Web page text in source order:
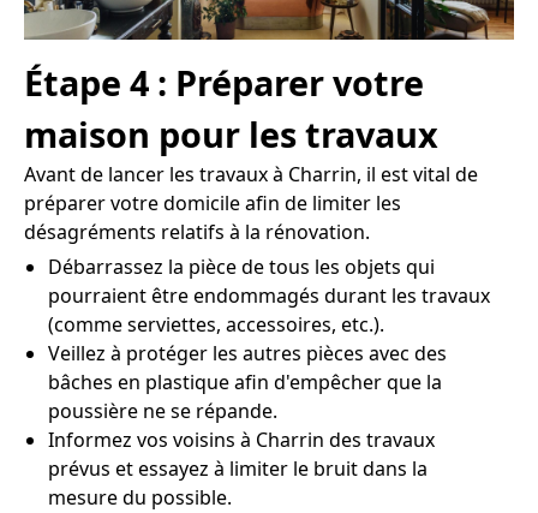
Étape 4 : Préparer votre
maison pour les travaux
Avant de lancer les travaux à Charrin, il est vital de
préparer votre domicile afin de limiter les
désagréments relatifs à la rénovation.
Débarrassez la pièce de tous les objets qui
pourraient être endommagés durant les travaux
(comme serviettes, accessoires, etc.).
Veillez à protéger les autres pièces avec des
bâches en plastique afin d'empêcher que la
poussière ne se répande.
Informez vos voisins à Charrin des travaux
prévus et essayez à limiter le bruit dans la
mesure du possible.